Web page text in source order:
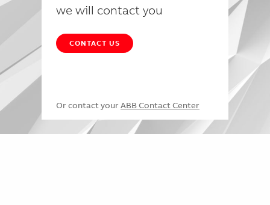
we will contact you
CONTACT US
Or contact your ABB Contact Center